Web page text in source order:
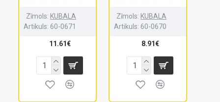
Zīmols: KUBALA
Artikuls: 60-0671
11.61€
Zīmols: KUBALA
Artikuls: 60-0670
8.91€